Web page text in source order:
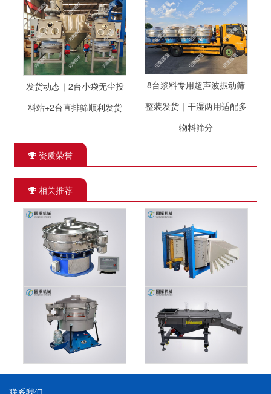
发货动态｜2台小袋无尘投
料站+2台直排筛顺利发货
8台浆料专用超声波振动筛
整装发货｜干湿两用适配多
物料筛分
资质荣誉
相关推荐
联系我们